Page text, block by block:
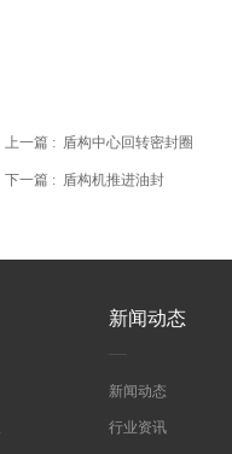
上一篇 : 盾构中心回转密封圈
下一篇 : 盾构机推进油封
新闻动态
新闻动态
行业资讯